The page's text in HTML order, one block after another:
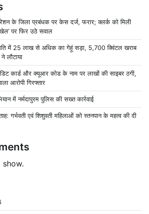
के जिला प्रबंधक पर केस दर्ज, फरार; क्लर्क को मिली
पर फिर उठे सवाल
में 25 लाख से अधिक का गेहूं सड़ा, 5,700 क्विंटल खराब
लौटाया
कार्ड और क्यूआर कोड के नाम पर लाखों की साइबर ठगी,
आरोपी गिरफ्तार
में नर्मदापुरम पुलिस की सख्त कार्रवाई
गर्भवती एवं शिशुवती महिलाओं को स्तनपान के महत्व की दी